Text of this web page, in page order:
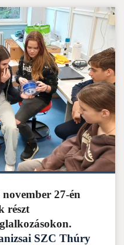
27-én
részt
SZC Thúry